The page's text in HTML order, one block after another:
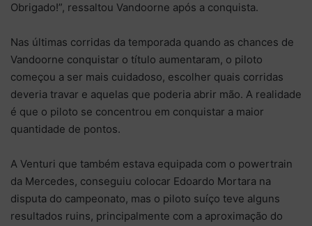
Obrigado!”, ressaltou Vandoorne após a conquista.
Nas últimas corridas da temporada quando as chances de
Vandoorne conquistar o título aumentaram, o piloto
começou a ser mais cuidadoso, escolher quais corridas
deveria travar e aquelas que poderia abrir mão. A realidade
é que o piloto se concentrou em conquistar a maior
quantidade de pontos.
A Venturi que também estava equipada com o powertrain
da Mercedes, conseguiu colocar Edoardo Mortara na
disputa do campeonato, mas o piloto suíço teve alguns
resultados ruins, principalmente com a aproximação do